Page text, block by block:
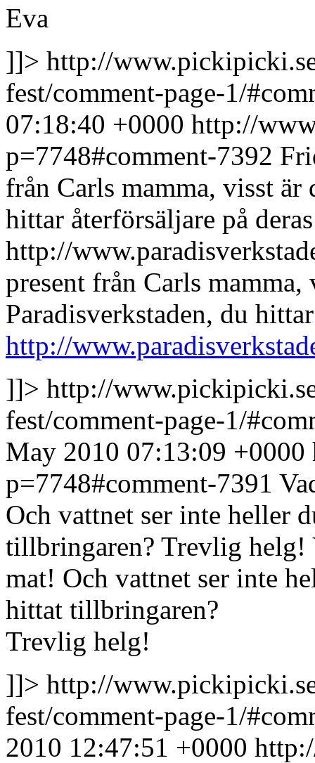
Eva
]]> http://
fest/comment-page-1/
07:18:40 +0000 http://
p=7748#comment-7392
från Carls mamma, visst
hittar återförsäljare på
http://
present från Carls
Paradisverkstaden, du
http://
]]> http://
fest/comment-page-1/
May 2010 07:13:09 +0000
p=7748#comment-7391
Och vattnet ser inte heller
tillbringaren? Trevlig helg!
mat! Och vattnet ser inte
hittat tillbringaren?
Trevlig helg!
]]> http://
fest/comment-page-1/
2010 12:47:51 +0000